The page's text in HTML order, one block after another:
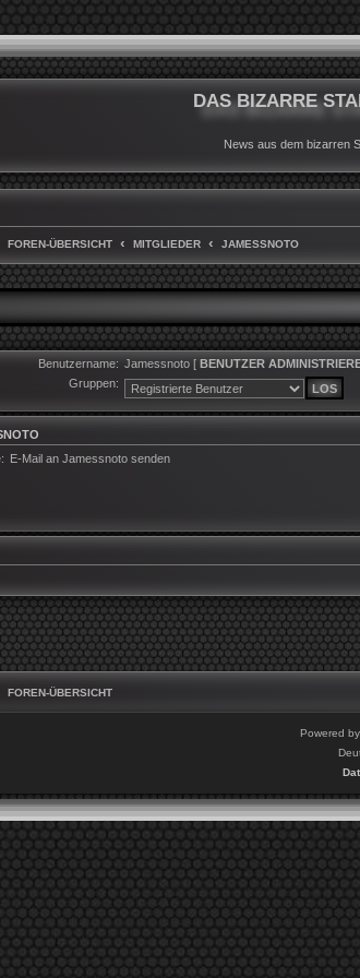
DAS BIZARRE
News aus dem bizarren
FOREN-ÜBERSICHT MITGLIEDER JAMESSNOTO
Benutzername: Jamessnoto[ BENUTZER
Gruppen:
E-Mail an Jamessnoto senden
FOREN-ÜBERSICHT
Powered by